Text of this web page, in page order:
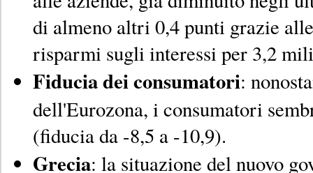
di almeno altri 0,4 punti grazie
risparmi sugli interessi per 3,2
Fiducia dei consumatori:
dell'Eurozona, i consumatori
(fiducia da -8,5 a -10,9).
Grecia: la situazione del nuovo